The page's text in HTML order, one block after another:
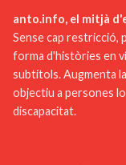
anto.info, el mitjà
Sense cap restricció,
forma d'històries en
subtítols. Augmenta
objectiu a persones
discapacitat.